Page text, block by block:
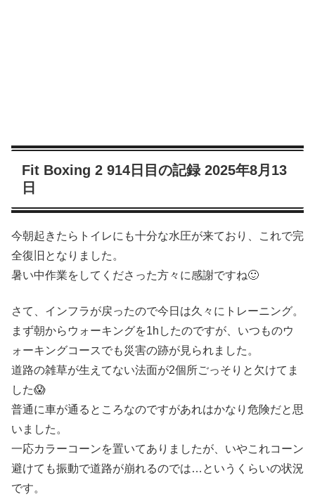
Fit Boxing 2 914日目の記録 2025年8月13
日
今朝起きたらトイレにも十分な水圧が来ており、これで完
全復旧となりました。
暑い中作業をしてくださった方々に感謝ですね🙂
さて、インフラが戻ったので今日は久々にトレーニング。
まず朝からウォーキングを1hしたのですが、いつものウ
ォーキングコースでも災害の跡が見られました。
道路の雑草が生えてない法面が2個所ごっそりと欠けてま
した😱
普通に車が通るところなのですがあれはかなり危険だと思
いました。
一応カラーコーンを置いてありましたが、いやこれコーン
避けても振動で道路が崩れるのでは…というくらいの状況
です。